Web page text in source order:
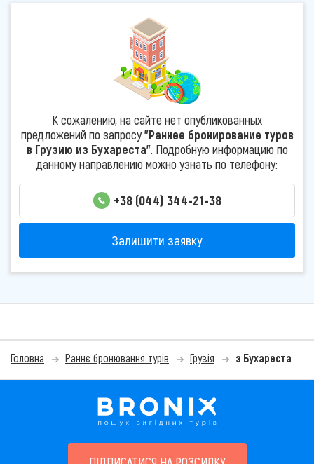
К сожалению, на сайте нет опубликованных
предложений по запросу"Раннее бронирование туров
в Грузию из Бухареста". Подробную информацию по
данному направлению можно узнать по телефону:
+38 (044) 344-21-38
Залишити заявку
Головна Раннє бронювання турів Грузія з Бухареста